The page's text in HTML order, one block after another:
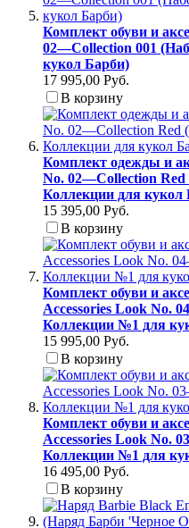
Комплект обуви и
02—Collection 001
кукол Барби)
17 995,00 Руб.
В корзину
Комплект одежды и
No. 02—Collection
Коллекции для кукол
15 395,00 Руб.
В корзину
Комплект обуви и
Accessories Look No.
Коллекции №1 для
15 995,00 Руб.
В корзину
Комплект обуви и
Accessories Look No.
Коллекции №1 для
16 495,00 Руб.
В корзину